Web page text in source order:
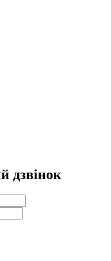
дзвінок